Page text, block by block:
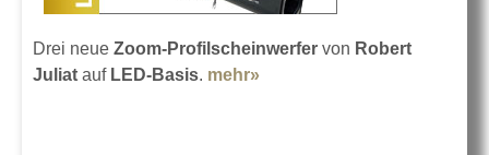
Drei neue Zoom-Profilscheinwerfer von Robert
Juliat auf LED-Basis. mehr»